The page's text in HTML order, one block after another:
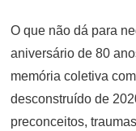
O que não dá para
aniversário de 80
memória coletiva
desconstruído de
preconceitos,